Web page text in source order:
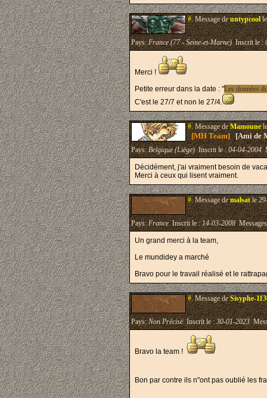
#.Message deuntypcoolle
Pays:France (77 - Seine-et-Marne)Inscrit le :
Merci !
Petite erreur dans la date : "Les données
C'est le 27/7 et non le 27/4.
#.Message deMamoune
[MH Team][Ami de
Pays:Belgique (Liège)Inscrit le :04-04-2004
Décidément, j'ai vraiment besoin de
Merci à ceux qui lisent vraiment.
#.Message demalsatle
Pays:FranceInscrit le :14-03-2008
Un grand merci à la team,
Le mundidey a marché
Bravo pour le travail réalisé et le
#.Message deSisyphe-
Pays:Non PréciséInscrit le :30-01-2023
Bravo la team !
Bon par contre ils n''ont pas oublié les